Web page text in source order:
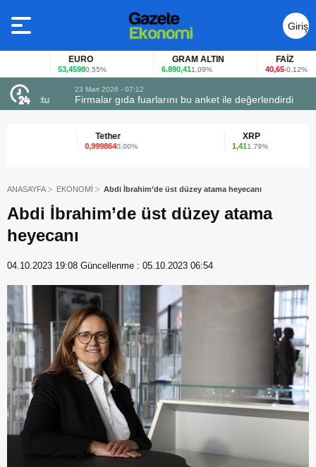
Giriş
Yap
EURO
53,45980,55%
GRAM ALTIN
6.890,411,09%
FAİZ
40,65-0,12%
23 Mart 2026 - 07:12
Firmalar gıda fuarlarını bu anket ile değerlendirdi
0,9998640.00% 1.79%
ANASAYFA EKONOMİ Abdi İbrahim’de üst düzey atama heyecanı
Abdi İbrahim’de üst düzey atama
heyecanı
04.10.2023 19:08 Güncellenme : 05.10.2023 06:54